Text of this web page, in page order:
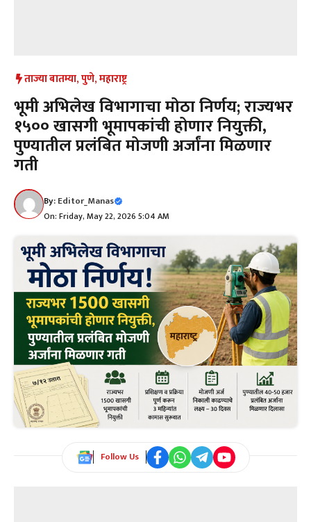
ताज्या बातम्या,पुणे,महाराष्ट्र
भूमी अभिलेख विभागाचा मोठा निर्णय; राज्यभर
१५०० खासगी भूमापकांची होणार नियुक्ती,
पुण्यातील प्रलंबित मोजणी अर्जांना मिळणार
गती
By:Editor_Manas
On: Friday, May 22, 2026 5:04 AM
Follow Us